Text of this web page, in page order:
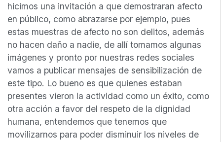
hicimos una invitación a que demostraran afecto
en público, como abrazarse por ejemplo, pues
estas muestras de afecto no son delitos, además
no hacen daño a nadie, de allí tomamos algunas
imágenes y pronto por nuestras redes sociales
vamos a publicar mensajes de sensibilización de
este tipo. Lo bueno es que quienes estaban
presentes vieron la actividad como un éxito, como
otra acción a favor del respeto de la dignidad
humana, entendemos que tenemos que
movilizarnos para poder disminuir los niveles de